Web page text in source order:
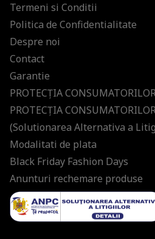
Termeni si Conditii
Politica de Confidentialitate
Despre noi
Contact
Garantie
PROTECŢIA
PROTECŢIA
(Solutionarea Alternativa a
Modalitati de plata
Black Friday Fashion Days
Anunturi rechemare produse